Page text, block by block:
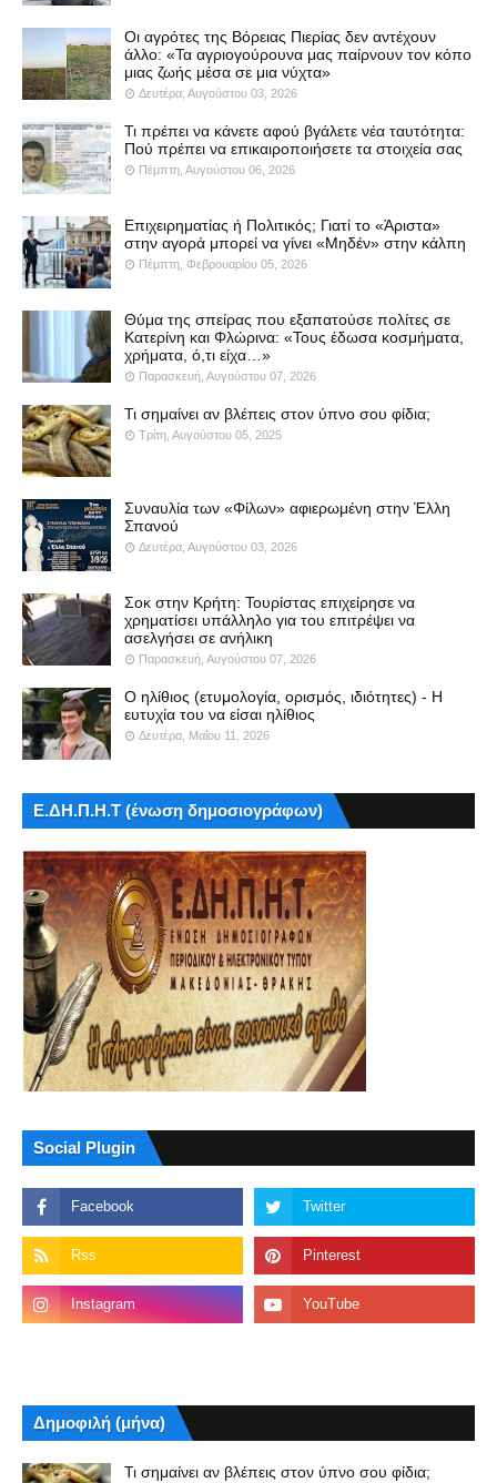
Οι αγρότες της Βόρειας Πιερίας δεν αντέχουν
άλλο: «Τα αγριογούρουνα μας παίρνουν τον κόπο
μιας ζωής μέσα σε μια νύχτα»
Δευτέρα, Αυγούστου 03, 2026
Τι πρέπει να κάνετε αφού βγάλετε νέα ταυτότητα:
Πού πρέπει να επικαιροποιήσετε τα στοιχεία σας
Πέμπτη, Αυγούστου 06, 2026
Επιχειρηματίας ή Πολιτικός; Γιατί το «Άριστα»
στην αγορά μπορεί να γίνει «Μηδέν» στην κάλπη
Πέμπτη, Φεβρουαρίου 05, 2026
Θύμα της σπείρας που εξαπατούσε πολίτες σε
Κατερίνη και Φλώρινα: «Τους έδωσα κοσμήματα,
χρήματα, ό,τι είχα…»
Παρασκευή, Αυγούστου 07, 2026
Τι σημαίνει αν βλέπεις στον ύπνο σου φίδια;
Τρίτη, Αυγούστου 05, 2025
Συναυλία των «Φίλων» αφιερωμένη στην Έλλη
Σπανού
Δευτέρα, Αυγούστου 03, 2026
Σοκ στην Κρήτη: Τουρίστας επιχείρησε να
χρηματίσει υπάλληλο για του επιτρέψει να
ασελγήσει σε ανήλικη
Παρασκευή, Αυγούστου 07, 2026
Ο ηλίθιος (ετυμολογία, ορισμός, ιδιότητες) - Η
ευτυχία του να είσαι ηλίθιος
Δευτέρα, Μαΐου 11, 2026
Ε.ΔΗ.Π.Η.Τ (ένωση δημοσιογράφων)
Social Plugin
Δημοφιλή (μήνα)
Τι σημαίνει αν βλέπεις στον ύπνο σου φίδια;